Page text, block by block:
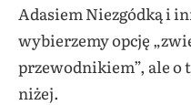
Adasiem Niezgódką i
wybierzemy opcję
przewodnikiem”, ale o
niżej.